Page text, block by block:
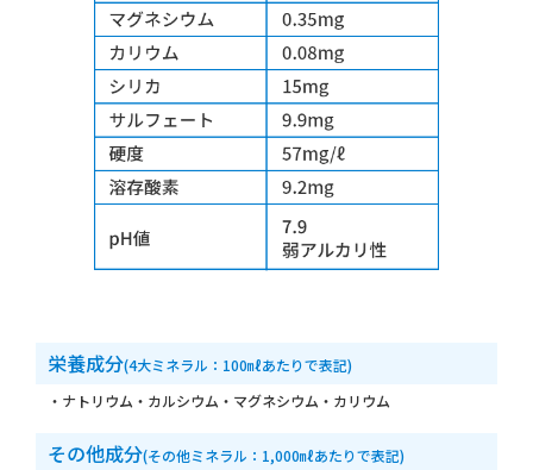
栄養成分(4大ミネラル：100㎖あたりで表記)
・ナトリウム・カルシウム・マグネシウム・カリウム
その他成分(その他ミネラル：1,000㎖あたりで表記)